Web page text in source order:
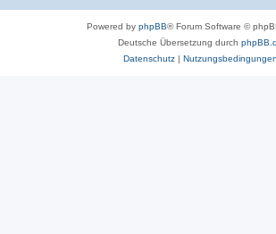
Powered by phpBB® Forum Software ©
Deutsche Übersetzung durch
Datenschutz| Nutzungsbedingungen